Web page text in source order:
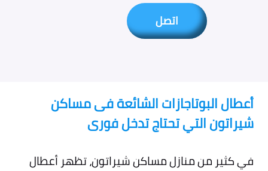
اتصل
أعطال البوتاجازات الشائعة فى مساكن
شيراتون التي تحتاج تدخل فورى
في كثير من منازل مساكن شيراتون، تظهر أعطال